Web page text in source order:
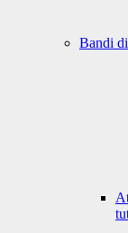
Bandi